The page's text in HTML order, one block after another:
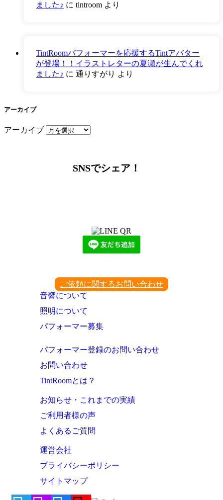
ました♪ に tintroom より
TintRoomパフォーマーを応援するTintアバター
が登場！！イラストレターの夏瀬が生んでくれ
ました♪ に 通りすがり より
アーカイブ
アーカイブ
SNSでシェア！
ご依頼に関するお問い合わせ
音響について
照明について
パフォーマー募集
パフォーマー登録のお問い合わせ
お問い合わせ
TintRoomとは？
お知らせ・これまでの実績
ご利用者様の声
よくあるご質問
運営会社
プライバシーポリシー
サイトマップ